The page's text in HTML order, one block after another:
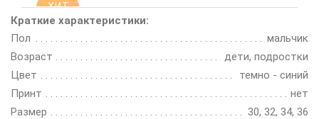
ХИТ
Краткие характеристики:
Пол
мальчик
Возраст
дети, подростки
Цвет
темно - синий
Принт
нет
Размер
30, 32, 34, 36